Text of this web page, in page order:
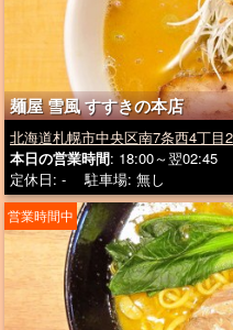
麺屋 雪風 すすきの本店
北海道札幌市中央区南7条西4丁目
本日の営業時間: 18:00～翌02:45
定休日: - 駐車場: 無し
営業時間中